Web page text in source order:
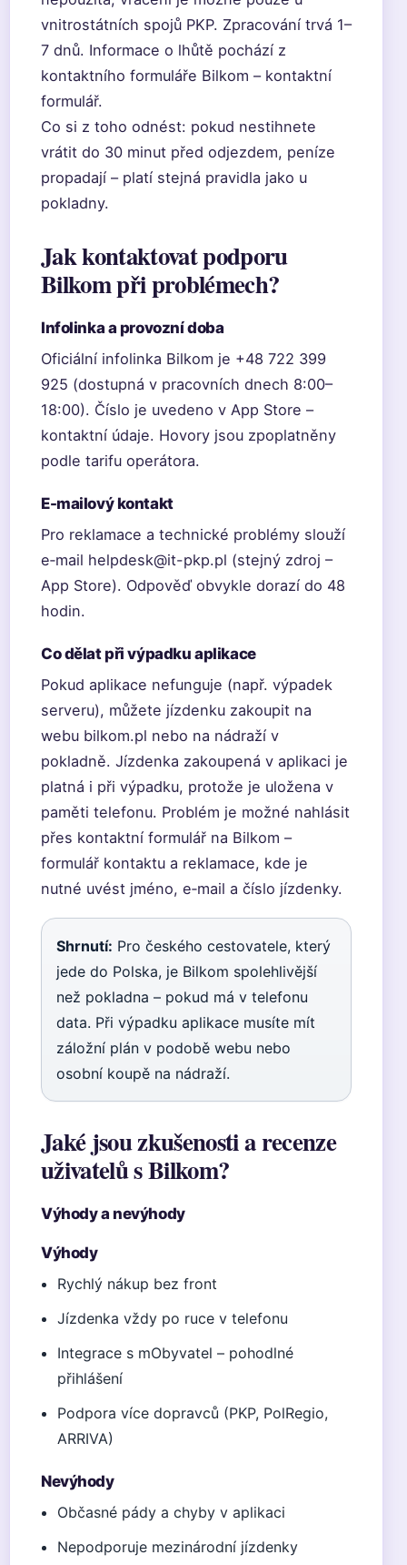
vnitrostátních spojů PKP. Zpracování trvá 1–
7 dnů. Informace o lhůtě pochází z
kontaktního formuláře Bilkom – kontaktní
formulář.
Co si z toho odnést: pokud nestihnete
vrátit do 30 minut před odjezdem, peníze
propadají – platí stejná pravidla jako u
pokladny.
Jak kontaktovat podporu
Bilkom při problémech?
Infolinka a provozní doba
Oficiální infolinka Bilkom je +48 722 399
925 (dostupná v pracovních dnech 8:00–
18:00). Číslo je uvedeno v App Store –
kontaktní údaje. Hovory jsou zpoplatněny
podle tarifu operátora.
E-mailový kontakt
Pro reklamace a technické problémy slouží
e‑mail helpdesk@it-pkp.pl (stejný zdroj –
App Store). Odpověď obvykle dorazí do 48
hodin.
Co dělat při výpadku aplikace
Pokud aplikace nefunguje (např. výpadek
serveru), můžete jízdenku zakoupit na
webu bilkom.pl nebo na nádraží v
pokladně. Jízdenka zakoupená v aplikaci je
platná i při výpadku, protože je uložena v
paměti telefonu. Problém je možné nahlásit
přes kontaktní formulář na Bilkom –
formulář kontaktu a reklamace, kde je
nutné uvést jméno, e‑mail a číslo jízdenky.
Shrnutí: Pro českého cestovatele, který
jede do Polska, je Bilkom spolehlivější
než pokladna – pokud má v telefonu
data. Při výpadku aplikace musíte mít
záložní plán v podobě webu nebo
osobní koupě na nádraží.
Jaké jsou zkušenosti a recenze
uživatelů s Bilkom?
Výhody a nevýhody
Výhody
Rychlý nákup bez front
Jízdenka vždy po ruce v telefonu
Integrace s mObyvatel – pohodlné
přihlášení
Podpora více dopravců (PKP, PolRegio,
ARRIVA)
Nevýhody
Občasné pády a chyby v aplikaci
Nepodporuje mezinárodní jízdenky